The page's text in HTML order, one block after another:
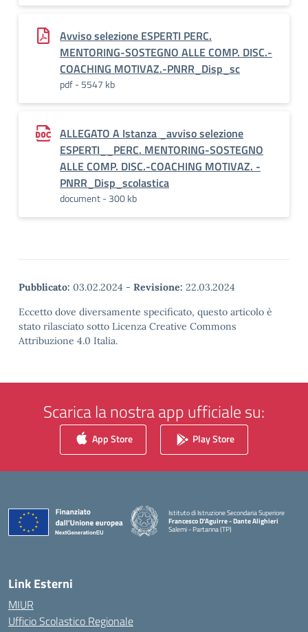
Avviso selezione ESPERTI PERC.
MENTORING-SOSTEGNO ALLE COMP. DISC.-
COACHING MOTIVAZ.-PNRR_Disp_sc
pdf - 5547 kb
ALLEGATO A Istanza _avviso selezione
ESPERTI__PERC. MENTORING-SOSTEGNO
ALLE COMP. DISC.-COACHING MOTIVAZ. -
PNRR_Disp_scolastica
document - 300 kb
Pubblicato: 03.02.2024 - Revisione: 22.03.2024
Eccetto dove diversamente specificato, questo articolo è
stato rilasciato sotto Licenza Creative Commons
Attribuzione 4.0 Italia.
Scarica la nostra app ufficiale su:
App Store Play Store
Istituto di Istruzione Secondaria Superiore
Francesco D'Aguirre - Dante Alighieri
Salemi - Partanna (TP)
Link Esterni
MIUR
Ufficio Scolastico Regionale